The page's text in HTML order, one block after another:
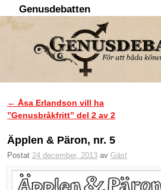
Genusdebatten
Inläggsnavigering
← Åsa Erlandson vill ha
”Genusbråkfritt” del 2 av 2
Äpplen & Päron, nr. 5
Postat 24 december, 2013 av Gäst